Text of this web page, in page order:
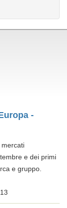
-
e dei primi
e gruppo.